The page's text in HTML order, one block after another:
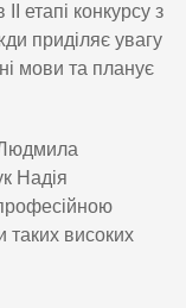
етапі конкурсу з
приділяє увагу
мови та планує
Людмила
Надія
таких високих